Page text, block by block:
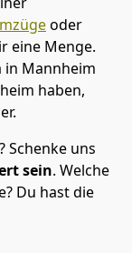
oder
eine Menge.
in Mannheim
haben,
Schenke uns
sein. Welche
Du hast die